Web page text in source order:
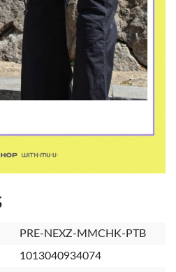
PRE-NEXZ-MMCHK-PTB
1013040934074